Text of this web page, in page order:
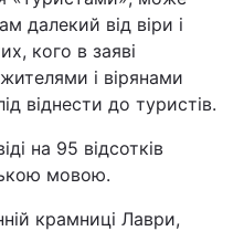
далекий від віри і
кого в заяві
і вірянами
віднести до туристів.
на 95 відсотків
мовою.
крамниці Лаври,